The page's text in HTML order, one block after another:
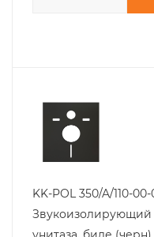
KK-POL 350/A/110-
Звукоизолирующий